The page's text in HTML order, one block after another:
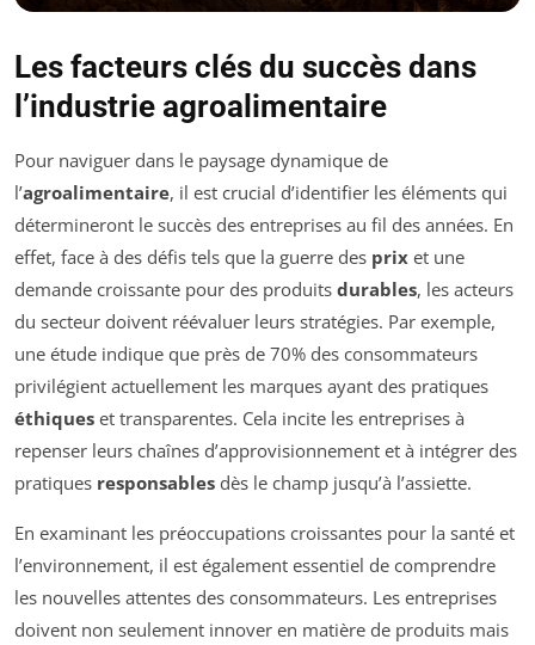
Les facteurs clés du succès dans
l’industrie agroalimentaire
Pour naviguer dans le paysage dynamique de
l’agroalimentaire, il est crucial d’identifier les éléments qui
détermineront le succès des entreprises au fil des années. En
effet, face à des défis tels que la guerre des prix et une
demande croissante pour des produits durables, les acteurs
du secteur doivent réévaluer leurs stratégies. Par exemple,
une étude indique que près de 70% des consommateurs
privilégient actuellement les marques ayant des pratiques
éthiques et transparentes. Cela incite les entreprises à
repenser leurs chaînes d’approvisionnement et à intégrer des
pratiques responsables dès le champ jusqu’à l’assiette.
En examinant les préoccupations croissantes pour la santé et
l’environnement, il est également essentiel de comprendre
les nouvelles attentes des consommateurs. Les entreprises
doivent non seulement innover en matière de produits mais